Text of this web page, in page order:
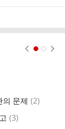
의 문제 댓
(2)
댓
(3)